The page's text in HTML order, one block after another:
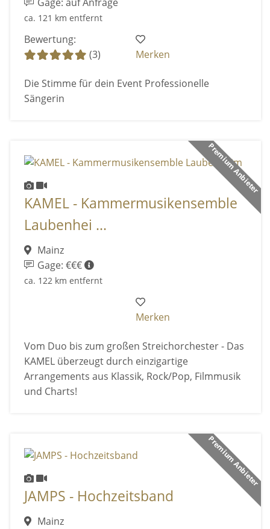
ca. 121 km entfernt
Bewertung:
(3)
Merken
Die Stimme für dein Event Professionelle
Sängerin
Premium Anbieter
KAMEL - Kammermusikensemble
Laubenhei ...
Mainz
Gage: €€€
ca. 122 km entfernt
Merken
Vom Duo bis zum großen Streichorchester - Das
KAMEL überzeugt durch einzigartige
Arrangements aus Klassik, Rock/Pop, Filmmusik
und Charts!
Premium Anbieter
JAMPS - Hochzeitsband
Mainz